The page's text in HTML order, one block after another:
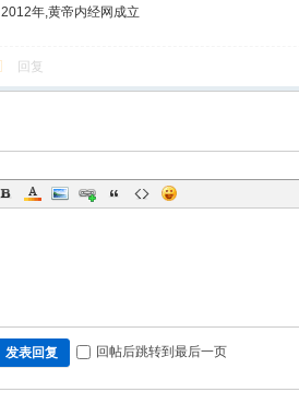
2012年,黄帝内经网成立
回复
发表回复 回帖后跳转到最后一页